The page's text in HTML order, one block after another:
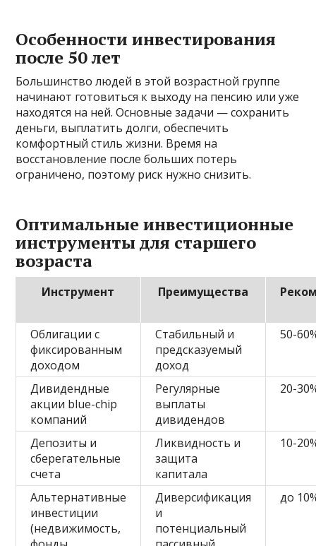
Особенности инвестирования
после 50 лет
Большинство людей в этой возрастной группе
начинают готовиться к выходу на пенсию или уже
находятся на ней. Основные задачи — сохранить
деньги, выплатить долги, обеспечить
комфортный стиль жизни. Время на
восстановление после больших потерь
ограничено, поэтому риск нужно снизить.
Оптимальные инвестиционные
инструменты для старшего
возраста
Инструмент Преимущества
Облигации с
фиксированным
доходом
Стабильный и
предсказуемый
доход
50-
Дивидендные
акции blue-chip
компаний
Регулярные
выплаты
дивидендов
20-
Депозиты и
сберегательные
счета
Ликвидность и
защита
капитала
10-
Альтернативные
инвестиции
(недвижимость,
Диверсификация
и
потенциальный
до